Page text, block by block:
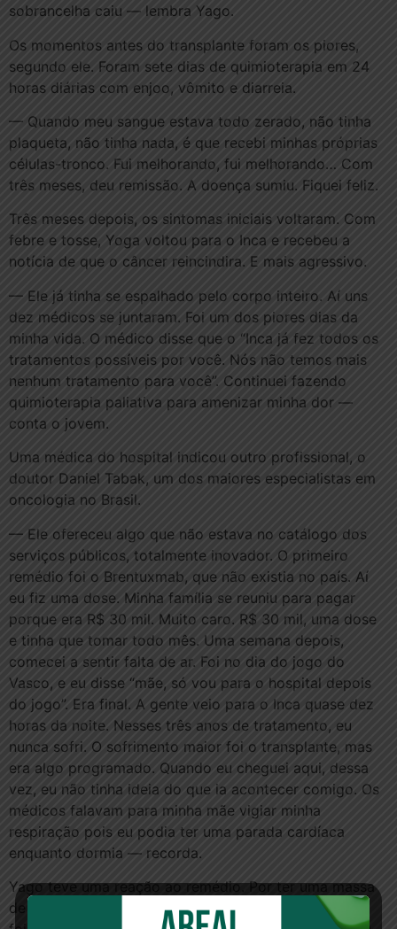
sobrancelha caiu — lembra Yago.
Os momentos antes do transplante foram os piores,
segundo ele. Foram sete dias de quimioterapia em 24
horas diárias com enjoo, vômito e diarreia.
— Quando meu sangue estava todo zerado, não tinha
plaqueta, não tinha nada, é que recebi minhas próprias
células-tronco. Fui melhorando, fui melhorando… Com
três meses, deu remissão. A doença sumiu. Fiquei feliz.
Três meses depois, os sintomas iniciais voltaram. Com
febre e tosse, Yoga voltou para o Inca e recebeu a
notícia de que o câncer reincindira. E mais agressivo.
— Ele já tinha se espalhado pelo corpo inteiro. Aí uns
dez médicos se juntaram. Foi um dos piores dias da
minha vida. O médico disse que o “Inca já fez todos os
tratamentos possíveis por você. Nós não temos mais
nenhum tratamento para você”. Continuei fazendo
quimioterapia paliativa para amenizar minha dor —
conta o jovem.
Uma médica do hospital indicou outro profissional, o
doutor Daniel Tabak, um dos maiores especialistas em
oncologia no Brasil.
— Ele ofereceu algo que não estava no catálogo dos
serviços públicos, totalmente inovador. O primeiro
remédio foi o Brentuxmab, que não existia no país. Aí
eu fiz uma dose. Minha família se reuniu para pagar
porque era R$ 30 mil. Muito caro. R$ 30 mil, uma dose
e tinha que tomar todo mês. Uma semana depois,
comecei a sentir falta de ar. Foi no dia do jogo do
Vasco, e eu disse “mãe, só vou para o hospital depois
do jogo”. Era final. A gente veio para o Inca quase dez
horas da noite. Nesses três anos de tratamento, eu
nunca sofri. O sofrimento maior foi o transplante, mas
era algo programado. Quando eu cheguei aqui, dessa
vez, eu não tinha ideia do que ia acontecer comigo. Os
médicos falavam para minha mãe vigiar minha
respiração pois eu podia ter uma parada cardíaca
enquanto dormia — recorda.
Yago teve uma reação ao remédio. Por ter uma massa
de metástase no peito, a introdução do medicamento